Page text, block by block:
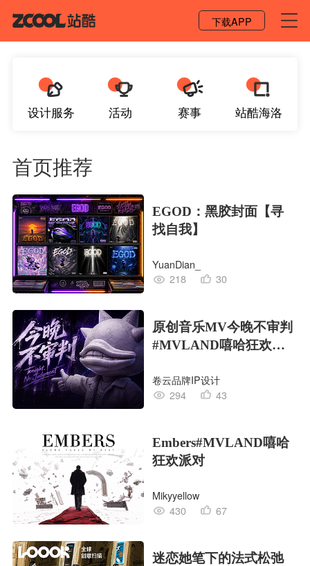
下载APP
设计服务 活动 赛事 站酷海洛
首页推荐
EGOD：黑胶封面【寻
找自我】
YuanDian_
218
30
原创音乐MV今晚不审判
#MVLAND嘻哈狂欢派
卷云品牌IP设计
294
43
Embers#MVLAND嘻哈
狂欢派对
Mikyyellow
430
67
迷恋她笔下的法式松弛